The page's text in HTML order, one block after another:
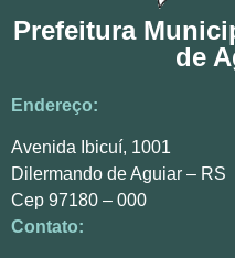
Prefeitura
de
Endereço:
Avenida Ibicuí, 1001
Dilermando de Aguiar – RS
Cep 97180 – 000
Contato: